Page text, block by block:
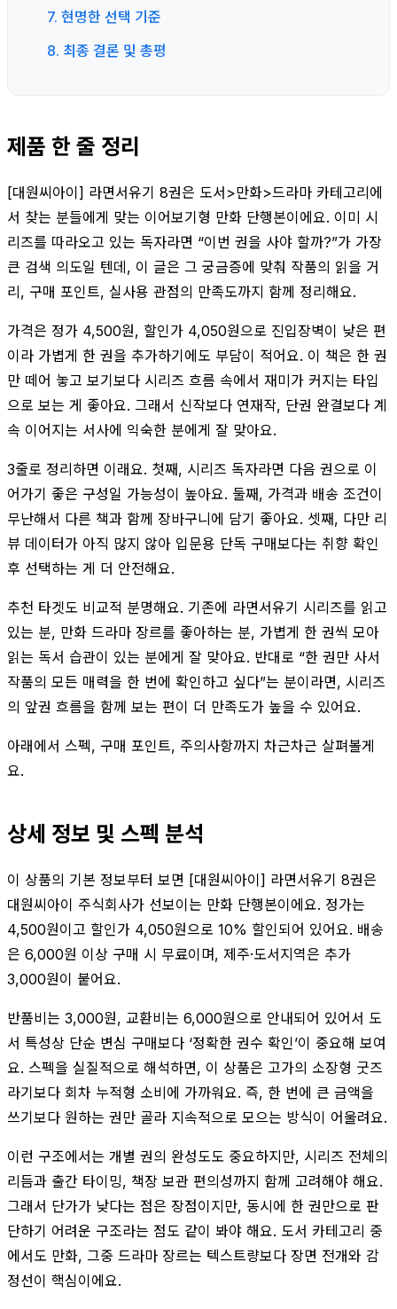
7. 현명한 선택 기준
8. 최종 결론 및 총평
제품 한 줄 정리
[대원씨아이] 라면서유기 8권은 도서>만화>드라마 카테고리에
서 찾는 분들에게 맞는 이어보기형 만화 단행본이에요. 이미 시
리즈를 따라오고 있는 독자라면 “이번 권을 사야 할까?”가 가장
큰 검색 의도일 텐데, 이 글은 그 궁금증에 맞춰 작품의 읽을 거
리, 구매 포인트, 실사용 관점의 만족도까지 함께 정리해요.
가격은 정가 4,500원, 할인가 4,050원으로 진입장벽이 낮은 편
이라 가볍게 한 권을 추가하기에도 부담이 적어요. 이 책은 한 권
만 떼어 놓고 보기보다 시리즈 흐름 속에서 재미가 커지는 타입
으로 보는 게 좋아요. 그래서 신작보다 연재작, 단권 완결보다 계
속 이어지는 서사에 익숙한 분에게 잘 맞아요.
3줄로 정리하면 이래요. 첫째, 시리즈 독자라면 다음 권으로 이
어가기 좋은 구성일 가능성이 높아요. 둘째, 가격과 배송 조건이
무난해서 다른 책과 함께 장바구니에 담기 좋아요. 셋째, 다만 리
뷰 데이터가 아직 많지 않아 입문용 단독 구매보다는 취향 확인
후 선택하는 게 더 안전해요.
추천 타겟도 비교적 분명해요. 기존에 라면서유기 시리즈를 읽고
있는 분, 만화 드라마 장르를 좋아하는 분, 가볍게 한 권씩 모아
읽는 독서 습관이 있는 분에게 잘 맞아요. 반대로 “한 권만 사서
작품의 모든 매력을 한 번에 확인하고 싶다”는 분이라면, 시리즈
의 앞권 흐름을 함께 보는 편이 더 만족도가 높을 수 있어요.
아래에서 스펙, 구매 포인트, 주의사항까지 차근차근 살펴볼게
요.
상세 정보 및 스펙 분석
이 상품의 기본 정보부터 보면 [대원씨아이] 라면서유기 8권은
대원씨아이 주식회사가 선보이는 만화 단행본이에요. 정가는
4,500원이고 할인가 4,050원으로 10% 할인되어 있어요. 배송
은 6,000원 이상 구매 시 무료이며, 제주·도서지역은 추가
3,000원이 붙어요.
반품비는 3,000원, 교환비는 6,000원으로 안내되어 있어서 도
서 특성상 단순 변심 구매보다 ‘정확한 권수 확인’이 중요해 보여
요. 스펙을 실질적으로 해석하면, 이 상품은 고가의 소장형 굿즈
라기보다 회차 누적형 소비에 가까워요. 즉, 한 번에 큰 금액을
쓰기보다 원하는 권만 골라 지속적으로 모으는 방식이 어울려요.
이런 구조에서는 개별 권의 완성도도 중요하지만, 시리즈 전체의
리듬과 출간 타이밍, 책장 보관 편의성까지 함께 고려해야 해요.
그래서 단가가 낮다는 점은 장점이지만, 동시에 한 권만으로 판
단하기 어려운 구조라는 점도 같이 봐야 해요. 도서 카테고리 중
에서도 만화, 그중 드라마 장르는 텍스트량보다 장면 전개와 감
정선이 핵심이에요.